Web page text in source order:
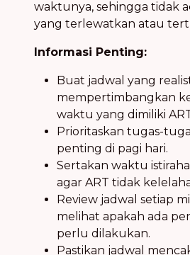
waktunya, sehingga tidak
yang terlewatkan atau
Informasi Penting:
Buat jadwal yang
mempertimbangkan
waktu yang dimiliki
Prioritaskan tugas-
penting di pagi hari.
Sertakan waktu
agar ART tidak
Review jadwal setiap
melihat apakah ada
perlu dilakukan.
Pastikan jadwal